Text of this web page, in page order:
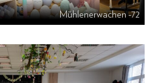
Mühlenerwachen -72